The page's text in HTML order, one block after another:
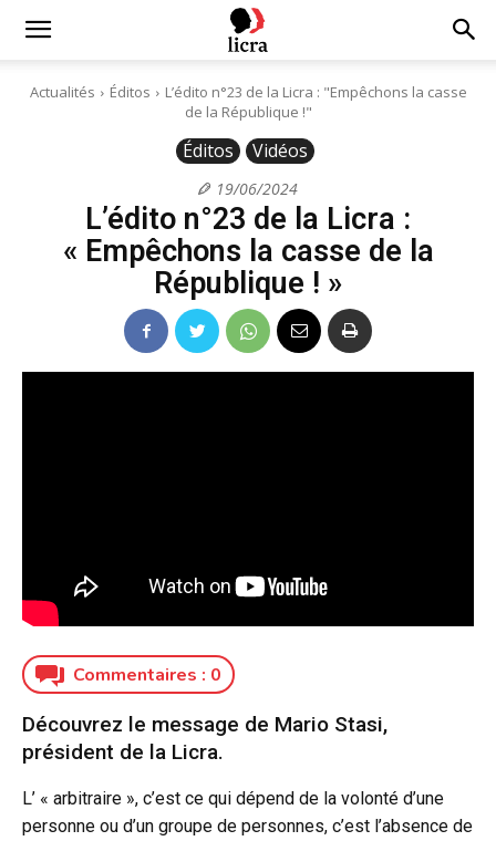
Licra
Actualités Éditos
L’édito n°23 de la Licra : "Empêchons la casse
de la République !"
Éditos Vidéos
19/06/2024
L’édito n°23 de la Licra :
« Empêchons la casse de la
République ! »
Commentaires : 0
Découvrez le message de Mario Stasi,
président de la Licra.
L’ « arbitraire », c’est ce qui dépend de la volonté d’une
personne ou d’un groupe de personnes, c’est l’absence de